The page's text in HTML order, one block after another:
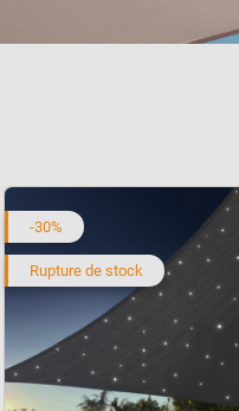
-30%
Rupture de stock